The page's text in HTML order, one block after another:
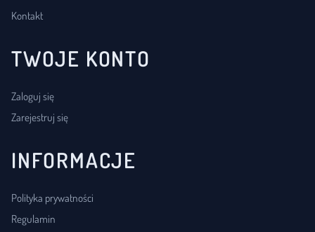
Kontakt
TWOJE KONTO
Zaloguj się
Zarejestruj się
INFORMACJE
Polityka prywatności
Regulamin